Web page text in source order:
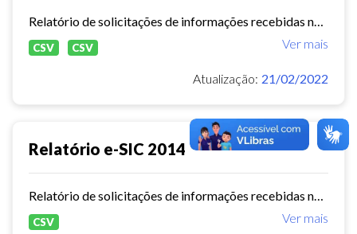
Ver mais
CSV CSV
Atualização: 21/02/2022
Relatório e-SIC 2014
Ver mais
CSV